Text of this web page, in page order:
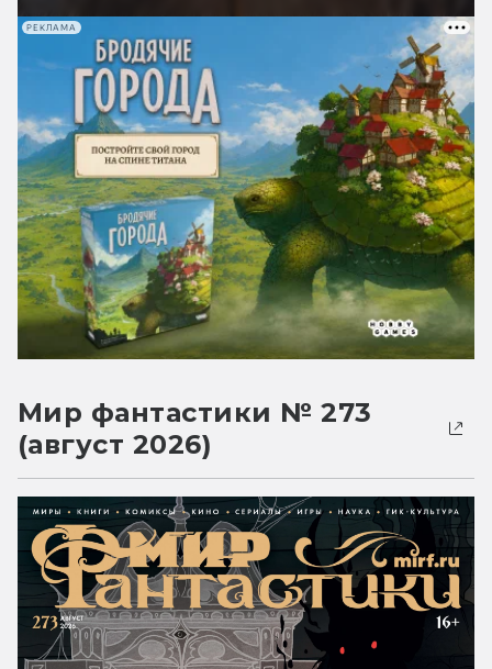
РЕКЛАМА
Мир фантастики № 273
(август 2026)